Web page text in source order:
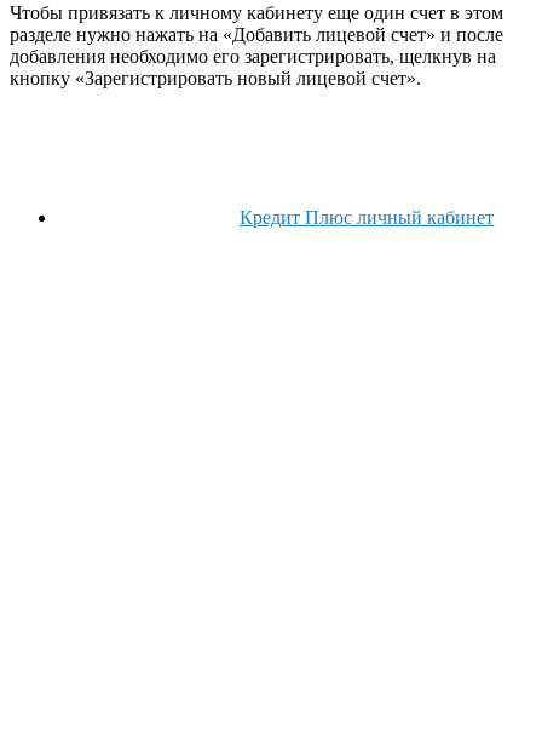
Чтобы привязать к личному кабинету еще один счет в этом
разделе нужно нажать на «Добавить лицевой счет» и после
добавления необходимо его зарегистрировать, щелкнув на
кнопку «Зарегистрировать новый лицевой счет».
Кредит Плюс личный кабинет